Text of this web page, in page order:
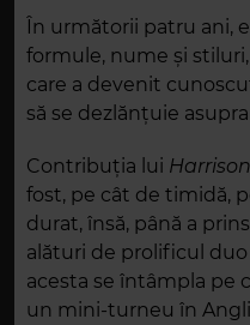
În următorii patru ani,
formule, nume și
care a devenit
să se dezlănțuie
Contribuția lui Harrison
fost, pe cât de timidă,
durat, însă, până a
alături de prolificul duo
acesta se întâmpla pe
un mini-turneu în